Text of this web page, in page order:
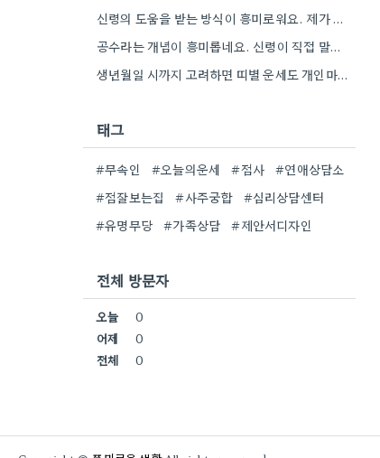
신령의 도움을 받는 방식이 흥미로워요. 제가 개인적으로는 어떤 신령이 상담자의 상황에 맞춰 질문을 받아들이는지 궁금하네요.
공수라는 개념이 흥미롭네요. 신령이 직접 말하는 것처럼 느껴져서, 현대적인 AI 챗봇의 답변 방식과 연결해서 생각해…
생년월일 시까지 고려하면 띠별 운세도 개인마다 조금씩 다를 수 있네요. 특히 연말에 태어난 분들은 좀…
태그
#무속인 #오늘의운세 #점사
#연애상담소
#점잘보는집
#사주궁합
#심리상담센터
#유명무당
#가족상담 #제안서디자인
전체 방문자
오늘
0
어제
0
전체
0